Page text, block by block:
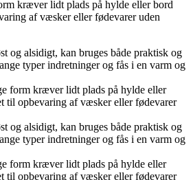
kræver lidt plads på hylde eller bord
af væsker eller fødevarer uden
og alsidigt, kan bruges både praktisk og
typer indretninger og fås i en varm og
form kræver lidt plads på hylde eller
til opbevaring af væsker eller fødevarer
og alsidigt, kan bruges både praktisk og
typer indretninger og fås i en varm og
form kræver lidt plads på hylde eller
til opbevaring af væsker eller fødevarer